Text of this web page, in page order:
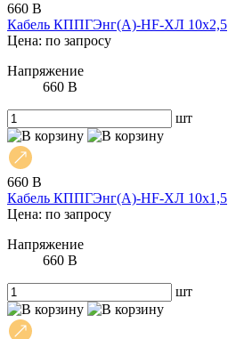
660 В
Кабель КППГЭнг(А)-HF-ХЛ 10х2,5
Цена: по запросу
Напряжение
660 В
шт
660 В
Кабель КППГЭнг(А)-HF-ХЛ 10х1,5
Цена: по запросу
Напряжение
660 В
шт